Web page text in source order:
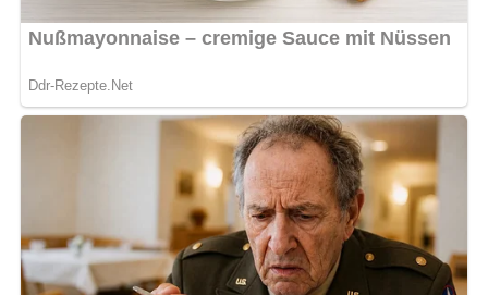
Dieses Rezept ergibt 4 Portionen.
Zutaten für die
Schlemmerschnitte von Ei